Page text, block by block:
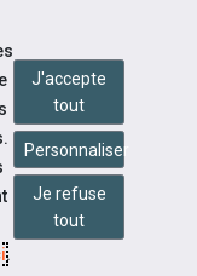
C’EST
.
J'accepte
tout
Personnaliser
Je refuse
tout